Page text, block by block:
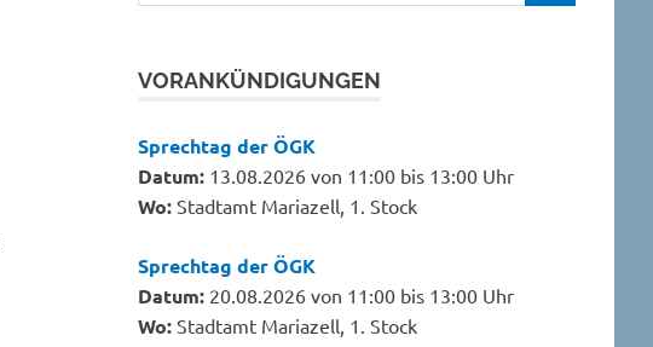
VORANKÜNDIGUNGEN
Sprechtag der ÖGK
Datum: 13.08.2026 von 11:00 bis 13:00 Uhr
Wo: Stadtamt Mariazell, 1. Stock
Sprechtag der ÖGK
Datum: 20.08.2026 von 11:00 bis 13:00 Uhr
Wo: Stadtamt Mariazell, 1. Stock